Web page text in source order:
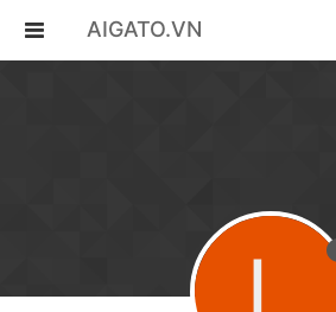
AIGATO.VN